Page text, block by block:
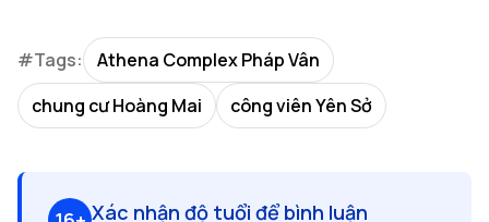
#Tags:
Athena Complex Pháp Vân
chung cư Hoàng Mai
công viên Yên Sở
Xác nhận độ tuổi để bình luận